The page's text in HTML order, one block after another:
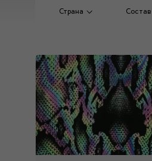
Страна Состав